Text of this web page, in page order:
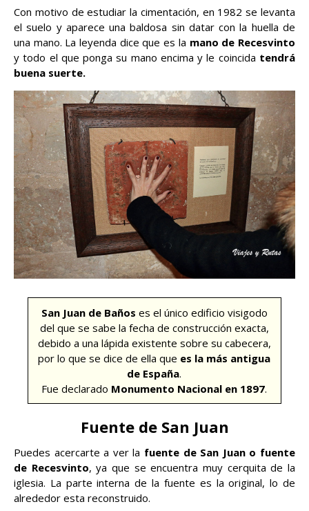
Con motivo de estudiar la cimentación, en 1982 se levanta
el suelo y aparece una baldosa sin datar con la huella de
una mano. La leyenda dice que es la mano de Recesvinto
y todo el que ponga su mano encima y le coincida tendrá
buena suerte.
San Juan de Baños es el único edificio visigodo
del que se sabe la fecha de construcción exacta,
debido a una lápida existente sobre su cabecera,
por lo que se dice de ella que es la más antigua
de España.
Fue declarado Monumento Nacional en 1897.
Fuente de San Juan
Puedes acercarte a ver la fuente de San Juan o fuente
de Recesvinto, ya que se encuentra muy cerquita de la
iglesia. La parte interna de la fuente es la original, lo de
alrededor esta reconstruido.